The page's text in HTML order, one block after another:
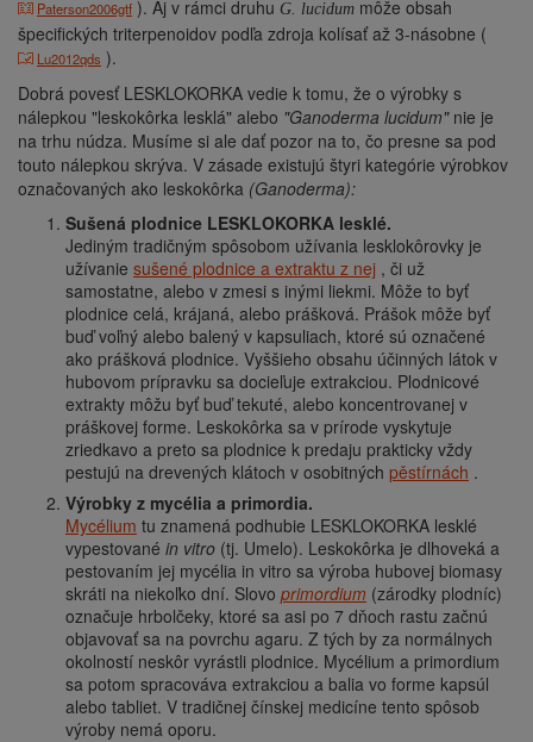
Paterson2006gtf ). Aj v rámci druhu G. lucidum môže obsah
špecifických triterpenoidov podľa zdroja kolísať až 3-násobne (
Lu2012qds ).
Dobrá povesť LESKLOKORKA vedie k tomu, že o výrobky s
nálepkou "leskokôrka lesklá" alebo "Ganoderma lucidum"nie je
na trhu núdza. Musíme si ale dať pozor na to, čo presne sa pod
touto nálepkou skrýva. V zásade existujú štyri kategórie výrobkov
označovaných ako leskokôrka (Ganoderma):
Sušená plodnice LESKLOKORKA lesklé.
Jediným tradičným spôsobom užívania lesklokôrovky je
užívanie sušené plodnice a extraktu z nej , či už
samostatne, alebo v zmesi s inými liekmi. Môže to byť
plodnice celá, krájaná, alebo prášková. Prášok môže byť
buď voľný alebo balený v kapsuliach, ktoré sú označené
ako prášková plodnice. Vyššieho obsahu účinných látok v
hubovom prípravku sa docieľuje extrakciou. Plodnicové
extrakty môžu byť buď tekuté, alebo koncentrovanej v
práškovej forme. Leskokôrka sa v prírode vyskytuje
zriedkavo a preto sa plodnice k predaju prakticky vždy
pestujú na drevených klátoch v osobitných pěstírnách .
Výrobky z mycélia a primordia.
Mycélium tu znamená podhubie LESKLOKORKA lesklé
vypestované in vitro (tj. Umelo). Leskokôrka je dlhoveká a
pestovaním jej mycélia in vitro sa výroba hubovej biomasy
skráti na niekoľko dní. Slovo primordium (zárodky plodníc)
označuje hrbolčeky, ktoré sa asi po 7 dňoch rastu začnú
objavovať sa na povrchu agaru. Z tých by za normálnych
okolností neskôr vyrástli plodnice. Mycélium a primordium
sa potom spracováva extrakciou a balia vo forme kapsúl
alebo tabliet. V tradičnej čínskej medicíne tento spôsob
výroby nemá oporu.